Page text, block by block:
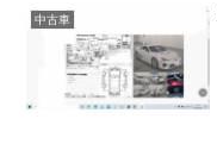
中古車